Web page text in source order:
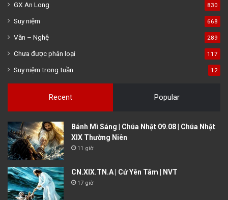
GX An Long 830
Suy niệm 668
Văn – Nghệ 289
Chưa được phân loại 117
Suy niệm trong tuần 12
Recent Popular
Bánh Mì Sáng | Chúa Nhật 09.08 | Chúa Nhật
XIX Thường Niên
11 giờ
CN.XIX.TN.A | Cứ Yên Tâm | NVT
17 giờ